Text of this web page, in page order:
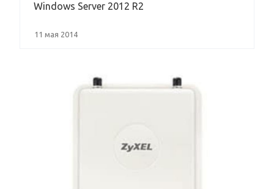
Windows Server 2012 R2
11 мая 2014